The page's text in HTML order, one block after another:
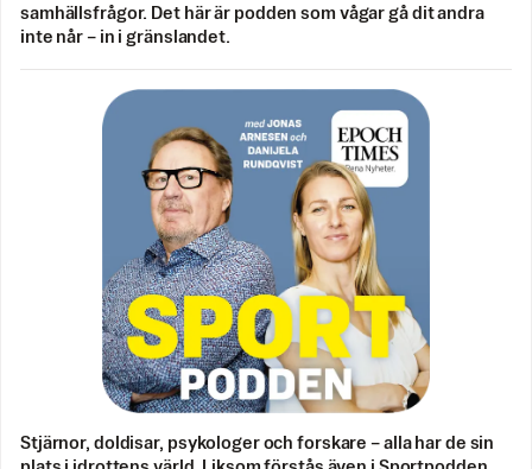
samhällsfrågor. Det här är podden som vågar gå dit andra
inte når – in i gränslandet.
Stjärnor, doldisar, psykologer och forskare – alla har de sin